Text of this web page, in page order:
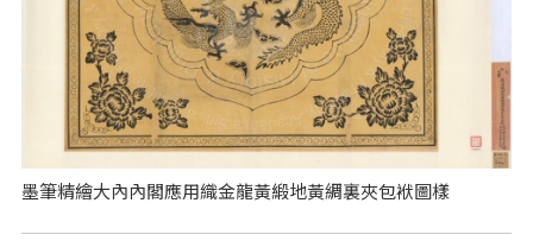
墨筆精繪大內內閣應用織金龍黃緞地黃綢裏夾包袱圖樣